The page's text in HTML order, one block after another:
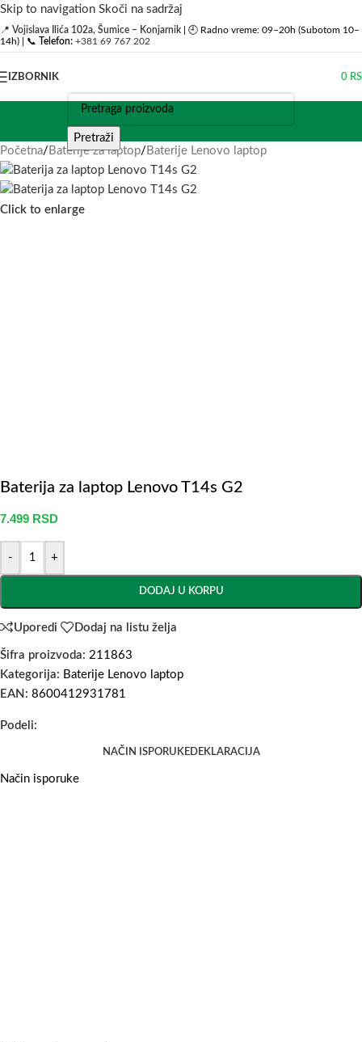
Skip to navigation Skoči na sadržaj
📍 Vojislava Ilića 102a, Šumice – Konjarnik | 🕘 Radno vreme: 09–20h (Subotom 10–
14h) | 📞 Telefon: +381 69 767 202
IZBORNIK 0
Pretraži
Početna/ Baterije za laptop/ Baterije Lenovo laptop
Click to enlarge
Baterija za laptop Lenovo T14s G2
7.499 RSD
- +
DODAJ U KORPU
Uporedi Dodaj na listu želja
Šifra proizvoda: 211863
Kategorija: Baterije Lenovo laptop
EAN: 8600412931781
Podeli:
NAČIN ISPORUKEDEKLARACIJA
Način isporuke